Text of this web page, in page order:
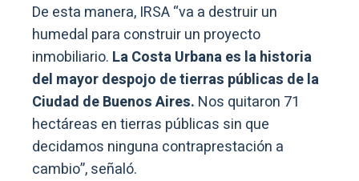
De esta manera, IRSA “va a destruir un
humedal para construir un proyecto
inmobiliario. La Costa Urbana es la historia
del mayor despojo de tierras públicas de la
Ciudad de Buenos Aires. Nos quitaron 71
hectáreas en tierras públicas sin que
decidamos ninguna contraprestación a
cambio”, señaló.